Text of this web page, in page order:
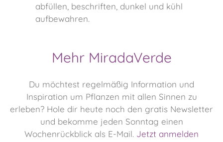
abfüllen, beschriften, dunkel und kühl
aufbewahren.
Mehr MiradaVerde
Du möchtest regelmäßig Information und
Inspiration um Pflanzen mit allen Sinnen zu
erleben? Hole dir heute noch den gratis Newsletter
und bekomme jeden Sonntag einen
Wochenrückblick als E-Mail. Jetzt anmelden